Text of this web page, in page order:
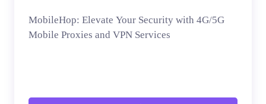
MobileHop: Elevate Your Security with 4G/5G
Mobile Proxies and VPN Services